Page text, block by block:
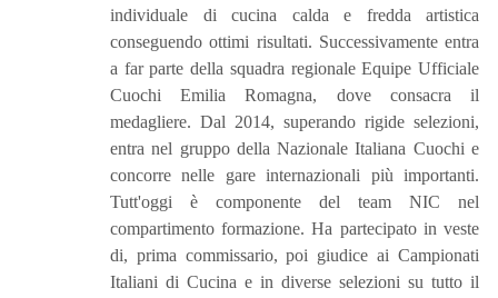
individuale di cucina calda e fredda artistica
conseguendo ottimi risultati. Successivamente entra
a far parte della squadra regionale Equipe Ufficiale
Cuochi Emilia Romagna, dove consacra il
medagliere. Dal 2014, superando rigide selezioni,
entra nel gruppo della Nazionale Italiana Cuochi e
concorre nelle gare internazionali più importanti.
Tutt'oggi è componente del team NIC nel
compartimento formazione. Ha partecipato in veste
di, prima commissario, poi giudice ai Campionati
Italiani di Cucina e in diverse selezioni su tutto il